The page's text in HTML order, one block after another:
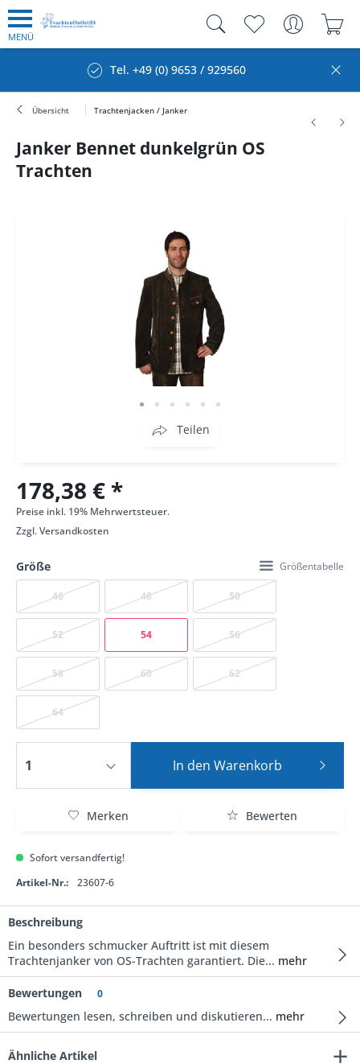
MENÜ
Tel. +49 (0) 9653 / 929560
Übersicht Trachtenjacken / Janker
Janker Bennet dunkelgrün OS
Trachten
Teilen
178,38 € *
Preise inkl. 19% Mehrwertsteuer.
Zzgl.Versandkosten
Größe Größentabelle
46 48 50
52 54 56
58 60 62
64
In den Warenkorb
Merken Bewerten
Sofort versandfertig!
Artikel-Nr.:
23607-6
Beschreibung
Ein besonders schmucker Auftritt ist mit diesem
Trachtenjanker von OS-Trachten garantiert. Die... mehr
Bewertungen 0
Bewertungen lesen, schreiben und diskutieren... mehr
Ähnliche Artikel